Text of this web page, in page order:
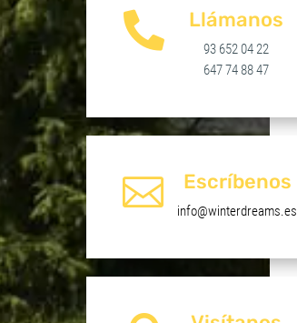
 Llámanos
93 652 04 22
647 74 88 47
 Escríbenos
info@winterdreams.es